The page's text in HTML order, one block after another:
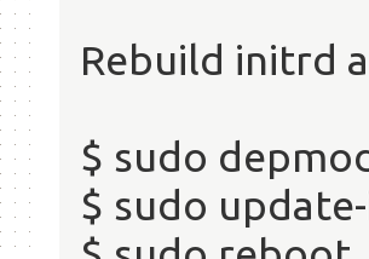
Rebuild initrd
$ sudo
$ sudo